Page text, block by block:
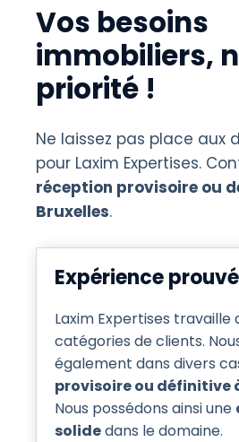
Vos besoins
immobiliers,
priorité !
Ne laissez pas place aux
pour Laxim Expertises.
réception provisoire ou
Bruxelles.
Expérience
Laxim Expertises travaille
catégories de clients.
également dans divers
provisoire ou définitive
Nous possédons ainsi une
solidedans le domaine.